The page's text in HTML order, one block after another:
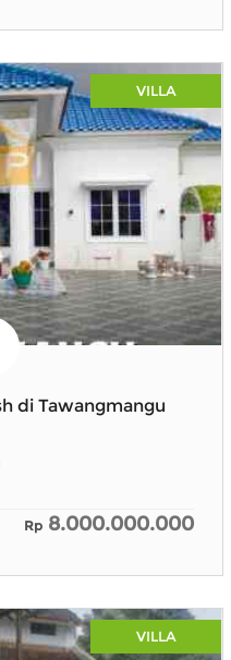
VILLA
di Tawangmangu
Rp 8.000.000.000
VILLA